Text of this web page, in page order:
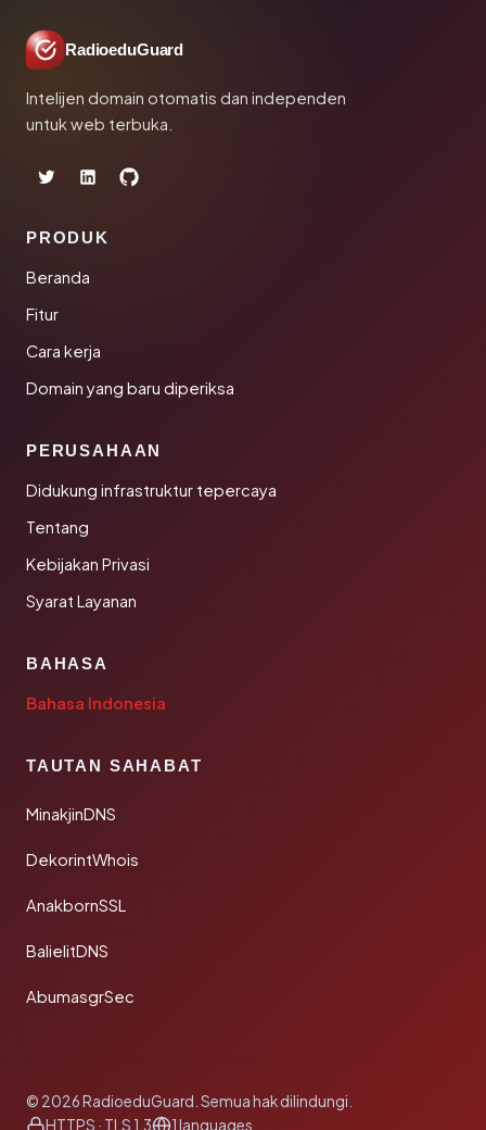
RadioeduGuard
Intelijen domain otomatis dan independen
untuk web terbuka.
PRODUK
Beranda
Fitur
Cara kerja
Domain yang baru diperiksa
PERUSAHAAN
Didukung infrastruktur tepercaya
Tentang
Kebijakan Privasi
Syarat Layanan
BAHASA
Bahasa Indonesia
TAUTAN SAHABAT
MinakjinDNS
DekorintWhois
AnakbornSSL
BalielitDNS
AbumasgrSec
© 2026 RadioeduGuard. Semua hak dilindungi.
HTTPS · TLS 1.3
1 languages